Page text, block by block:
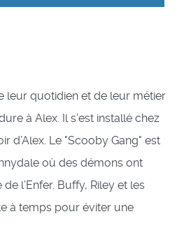
leur quotidien et de leur métier
à Alex. Il s’est installé chez
d’Alex. Le "Scooby Gang" est
où des démons ont
l’Enfer. Buffy, Riley et les
à temps pour éviter une